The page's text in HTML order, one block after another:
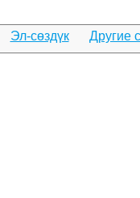
Эл-сөздүк Другие